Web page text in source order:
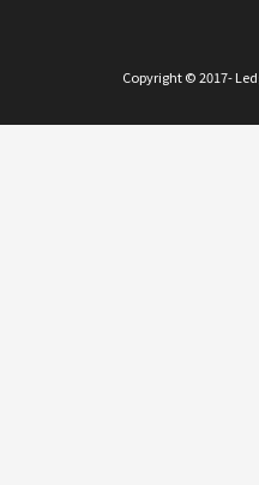
Copyright © 2017-